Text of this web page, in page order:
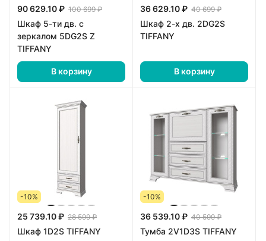
90 629.10 ₽ 100 699 ₽
Шкаф 5-ти дв. c
зеркалом 5DG2S Z
TIFFANY
В корзину
36 629.10 ₽ 40 699 ₽
Шкаф 2-х дв. 2DG2S
TIFFANY
В корзину
-10%
25 739.10 ₽ 28 599 ₽
Шкаф 1D2S TIFFANY
-10%
36 539.10 ₽ 40 599 ₽
Тумба 2V1D3S TIFFANY